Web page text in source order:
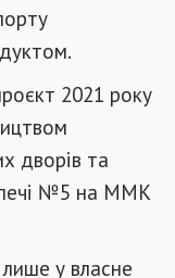
2021 року
дворів та
печі №5 на ММК
у власне